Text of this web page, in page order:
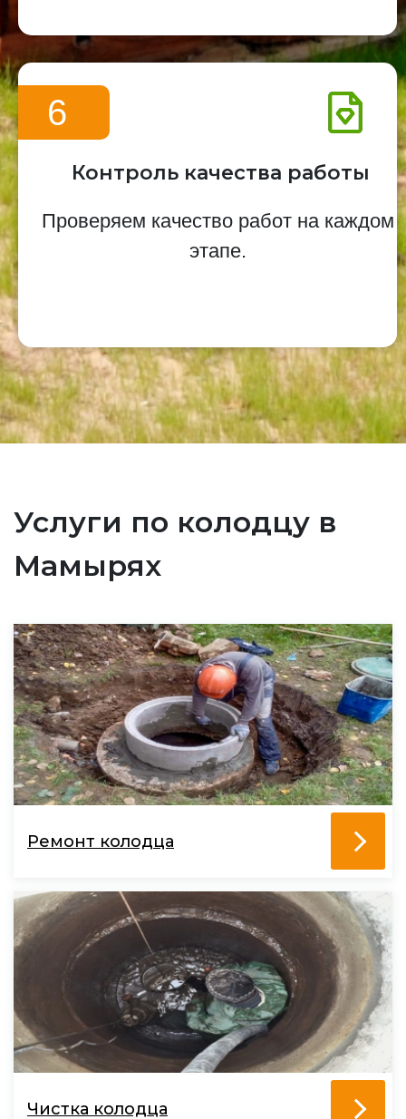
6
Контроль качества работы
Проверяем качество работ на каждом
этапе.
Услуги по колодцу в
Мамырях
Ремонт колодца
Чистка колодца